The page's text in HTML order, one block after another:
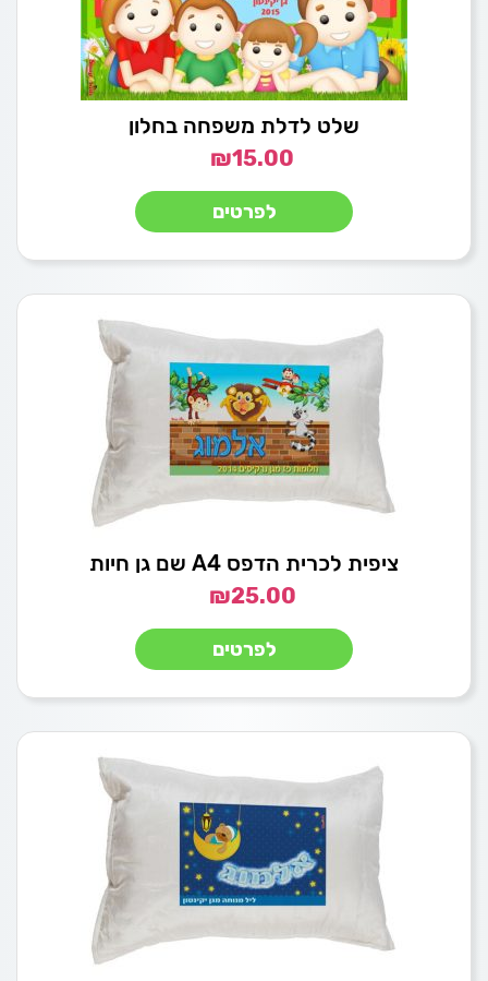
שלט לדלת משפחה בחלון
₪15.00
לפרטים
ציפית לכרית הדפס A4 שם גן חיות
₪25.00
לפרטים